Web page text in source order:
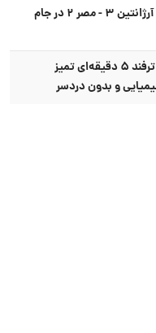
ببینید؛ خلاصه بازی آرژانتین ۳ - مصر ۲ در جام
مایکروویو را با این ترفند ۵ دقیقه‌ای تمیز
و بدون دردسر